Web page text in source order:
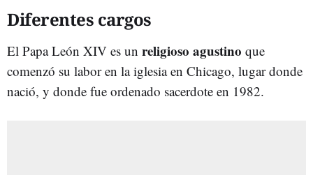
Diferentes cargos
El Papa León XIV es un religioso agustino que
comenzó su labor en la iglesia en Chicago, lugar donde
nació, y donde fue ordenado sacerdote en 1982.